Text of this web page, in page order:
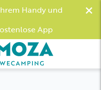
Handy und
App
×